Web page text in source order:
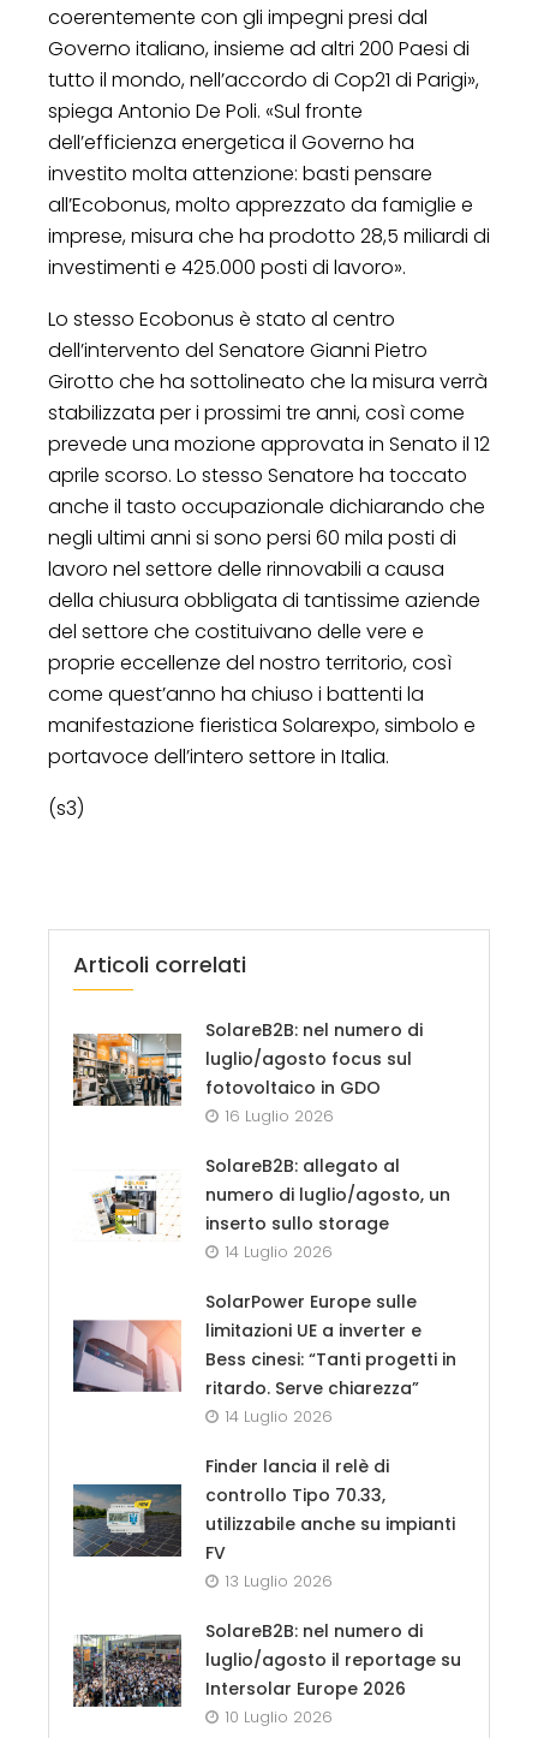
coerentemente con gli impegni presi dal
Governo italiano, insieme ad altri 200 Paesi di
tutto il mondo, nell’accordo di Cop21 di Parigi»,
spiega Antonio De Poli. «Sul fronte
dell’efficienza energetica il Governo ha
investito molta attenzione: basti pensare
all’Ecobonus, molto apprezzato da famiglie e
imprese, misura che ha prodotto 28,5 miliardi di
investimenti e 425.000 posti di lavoro».
Lo stesso Ecobonus è stato al centro
dell’intervento del Senatore Gianni Pietro
Girotto che ha sottolineato che la misura verrà
stabilizzata per i prossimi tre anni, così come
prevede una mozione approvata in Senato il 12
aprile scorso. Lo stesso Senatore ha toccato
anche il tasto occupazionale dichiarando che
negli ultimi anni si sono persi 60 mila posti di
lavoro nel settore delle rinnovabili a causa
della chiusura obbligata di tantissime aziende
del settore che costituivano delle vere e
proprie eccellenze del nostro territorio, così
come quest’anno ha chiuso i battenti la
manifestazione fieristica Solarexpo, simbolo e
portavoce dell’intero settore in Italia.
(s3)
Articoli correlati
SolareB2B: nel numero di
luglio/agosto focus sul
fotovoltaico in GDO
16 Luglio 2026
SolareB2B: allegato al
numero di luglio/agosto, un
inserto sullo storage
14 Luglio 2026
SolarPower Europe sulle
limitazioni UE a inverter e
Bess cinesi: “Tanti progetti in
ritardo. Serve chiarezza”
14 Luglio 2026
Finder lancia il relè di
controllo Tipo 70.33,
utilizzabile anche su impianti
FV
13 Luglio 2026
SolareB2B: nel numero di
luglio/agosto il reportage su
Intersolar Europe 2026
10 Luglio 2026